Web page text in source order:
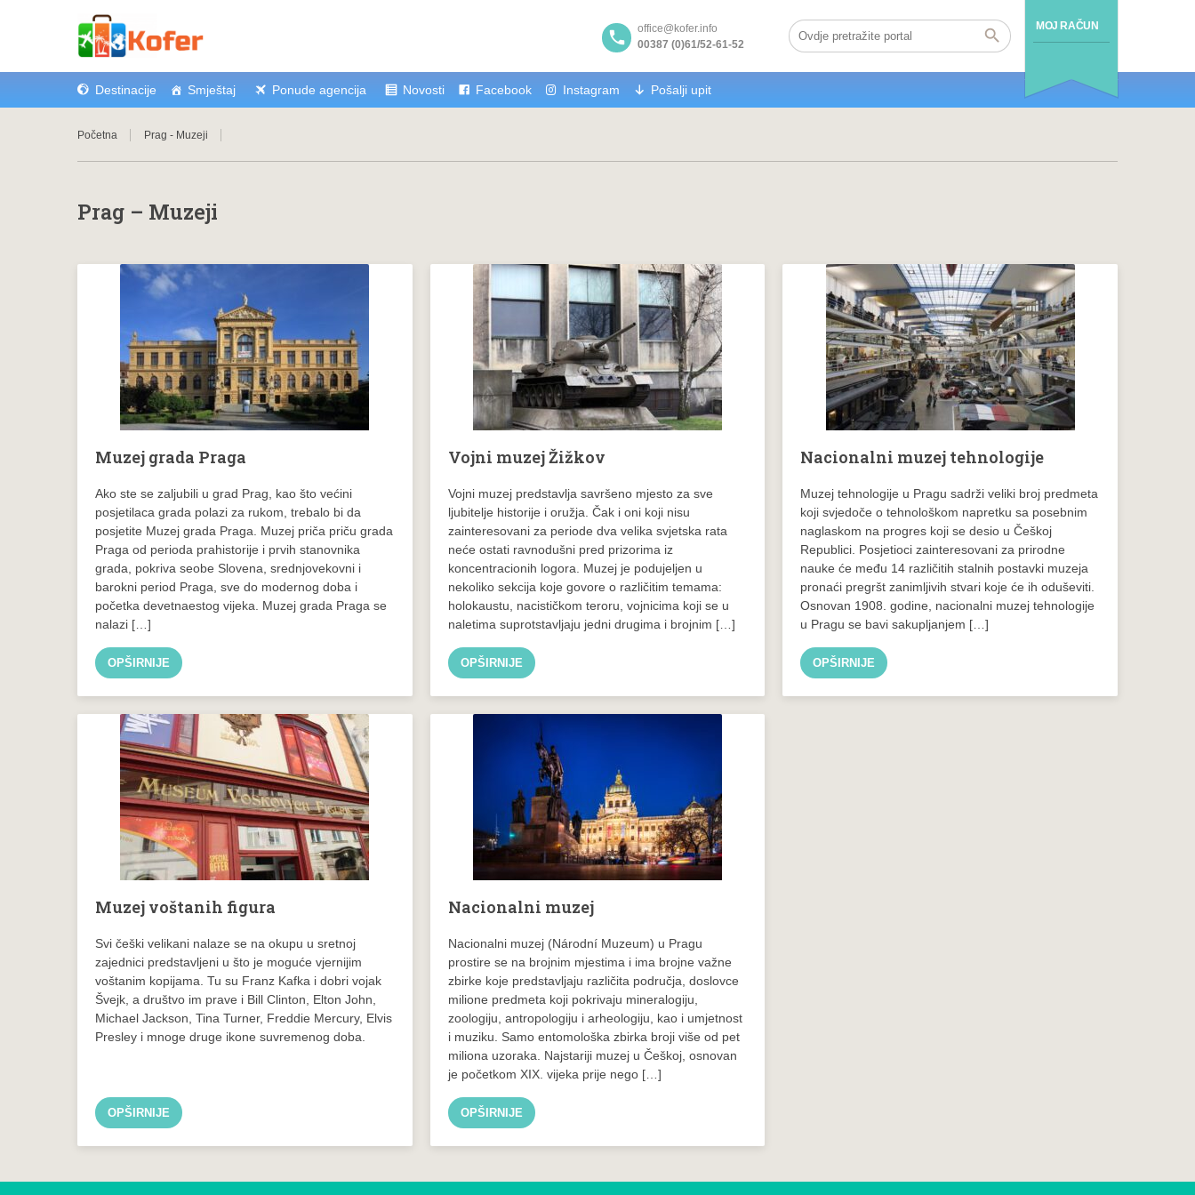
MOJ RAČUN
office@kofer.info
00387 (0)61/52-61-52
Destinacije Smještaj Ponude agencija Novosti Facebook Instagram Pošalji upit
Početna Prag - Muzeji
Prag – Muzeji
Muzej grada Praga
Ako ste se zaljubili u grad Prag, kao što većini
posjetilaca grada polazi za rukom, trebalo bi da
posjetite Muzej grada Praga. Muzej priča priču grada
Praga od perioda prahistorije i prvih stanovnika
grada, pokriva seobe Slovena, srednjovekovni i
barokni period Praga, sve do modernog doba i
početka devetnaestog vijeka. Muzej grada Praga se
nalazi […]
OPŠIRNIJE
Vojni muzej Žižkov
Vojni muzej predstavlja savršeno mjesto za sve
ljubitelje historije i oružja. Čak i oni koji nisu
zainteresovani za periode dva velika svjetska rata
neće ostati ravnodušni pred prizorima iz
koncentracionih logora. Muzej je podujeljen u
nekoliko sekcija koje govore o različitim temama:
holokaustu, nacističkom teroru, vojnicima koji se u
naletima suprotstavljaju jedni drugima i brojnim […]
OPŠIRNIJE
Nacionalni muzej tehnologije
Muzej tehnologije u Pragu sadrži veliki broj predmeta
koji svjedoče o tehnološkom napretku sa posebnim
naglaskom na progres koji se desio u Češkoj
Republici. Posjetioci zainteresovani za prirodne
nauke će među 14 različitih stalnih postavki muzeja
pronaći pregršt zanimljivih stvari koje će ih oduševiti.
Osnovan 1908. godine, nacionalni muzej tehnologije
u Pragu se bavi sakupljanjem […]
OPŠIRNIJE
Muzej voštanih figura
Svi češki velikani nalaze se na okupu u sretnoj
zajednici predstavljeni u što je moguće vjernijim
voštanim kopijama. Tu su Franz Kafka i dobri vojak
Švejk, a društvo im prave i Bill Clinton, Elton John,
Michael Jackson, Tina Turner, Freddie Mercury, Elvis
Presley i mnoge druge ikone suvremenog doba.
OPŠIRNIJE
Nacionalni muzej
Nacionalni muzej (Národní Muzeum) u Pragu
prostire se na brojnim mjestima i ima brojne važne
zbirke koje predstavljaju različita područja, doslovce
milione predmeta koji pokrivaju mineralogiju,
zoologiju, antropologiju i arheologiju, kao i umjetnost
i muziku. Samo entomološka zbirka broji više od pet
miliona uzoraka. Najstariji muzej u Češkoj, osnovan
je početkom XIX. vijeka prije nego […]
OPŠIRNIJE